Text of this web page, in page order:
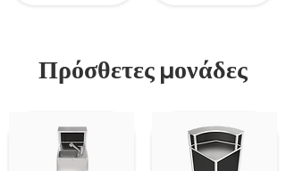
Πρόσθετες μονάδες